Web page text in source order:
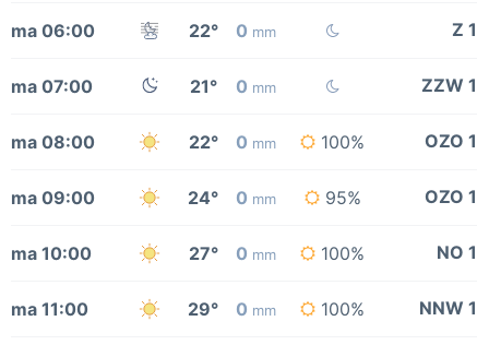
ma 06:00 22° 0 mm Z 1
ma 07:00 21° 0 mm ZZW 1
ma 08:00 22° 0 mm 100% OZO 1
ma 09:00 24° 0 mm 95% OZO 1
ma 10:00 27° 0 mm 100% NO 1
ma 11:00 29° 0 mm 100% NNW 1